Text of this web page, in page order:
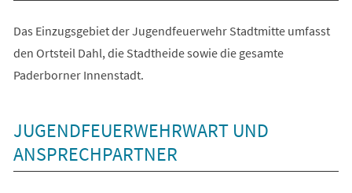
Das Einzugsgebiet der Jugendfeuerwehr Stadtmitte umfasst
den Ortsteil Dahl, die Stadtheide sowie die gesamte
Paderborner Innenstadt.
JUGENDFEUERWEHRWART UND
ANSPRECHPARTNER